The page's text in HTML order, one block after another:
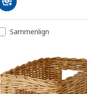
Sammenlign